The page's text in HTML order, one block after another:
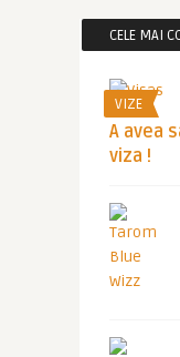
CELE MAI
VIZE
A avea
viza !